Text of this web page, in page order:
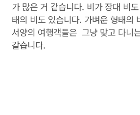
가 많은 거 같습니다. 비가 장대 비
태의 비도 있습니다. 가벼운 형태의
서양의 여행객들은 그냥 맞고 다니
같습니다.